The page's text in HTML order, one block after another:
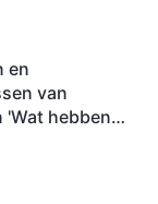
en
van
hebben